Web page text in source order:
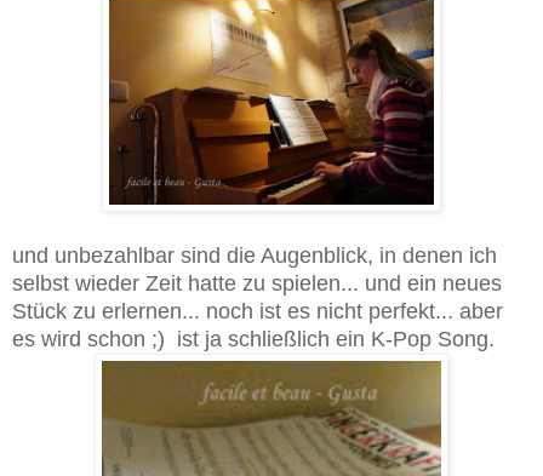
und unbezahlbar sind die Augenblick, in denen ich
selbst wieder Zeit hatte zu spielen... und ein neues
Stück zu erlernen... noch ist es nicht perfekt... aber
es wird schon ;) ist ja schließlich ein K-Pop Song.